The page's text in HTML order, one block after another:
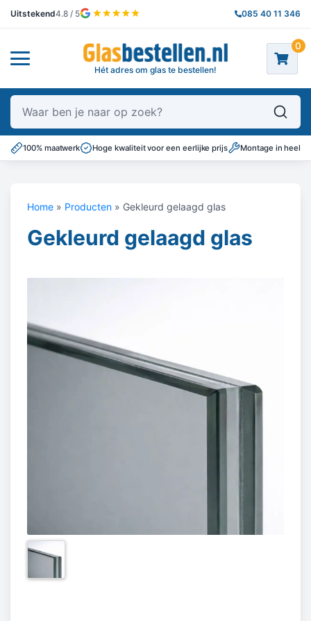
Uitstekend4.8 / 5 085 40 11 346
Hét adres om glas te bestellen!
0
Waar ben je naar op zoek?
100% maatwerk Hoge kwaliteit voor een eerlijke prijs Montage in heel
Home » Producten » Gekleurd gelaagd glas
Gekleurd gelaagd glas